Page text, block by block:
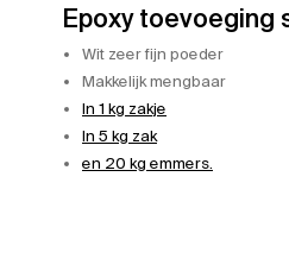
Epoxy toevoeging
Wit zeer fijn poeder
Makkelijk mengbaar
In 1 kg zakje
In 5 kg zak
en 20 kg emmers.